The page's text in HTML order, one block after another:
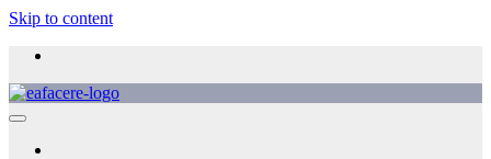
Skip to content